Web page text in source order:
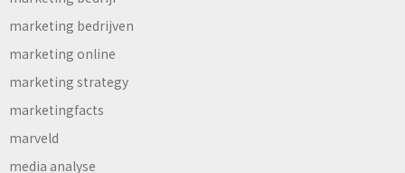
marketing bedrijven
marketing online
marketing strategy
marketingfacts
marveld
media analyse